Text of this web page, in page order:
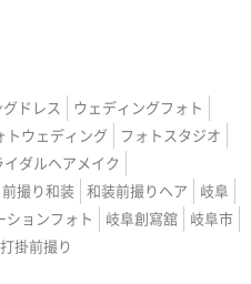
ドレス
ウェディングフォト
トウェディング
フォトスタジオ
イダルヘアメイク
前撮り和装 和装前撮りヘア
岐阜
ションフォト 岐阜創寫舘
岐阜市
掛前撮り